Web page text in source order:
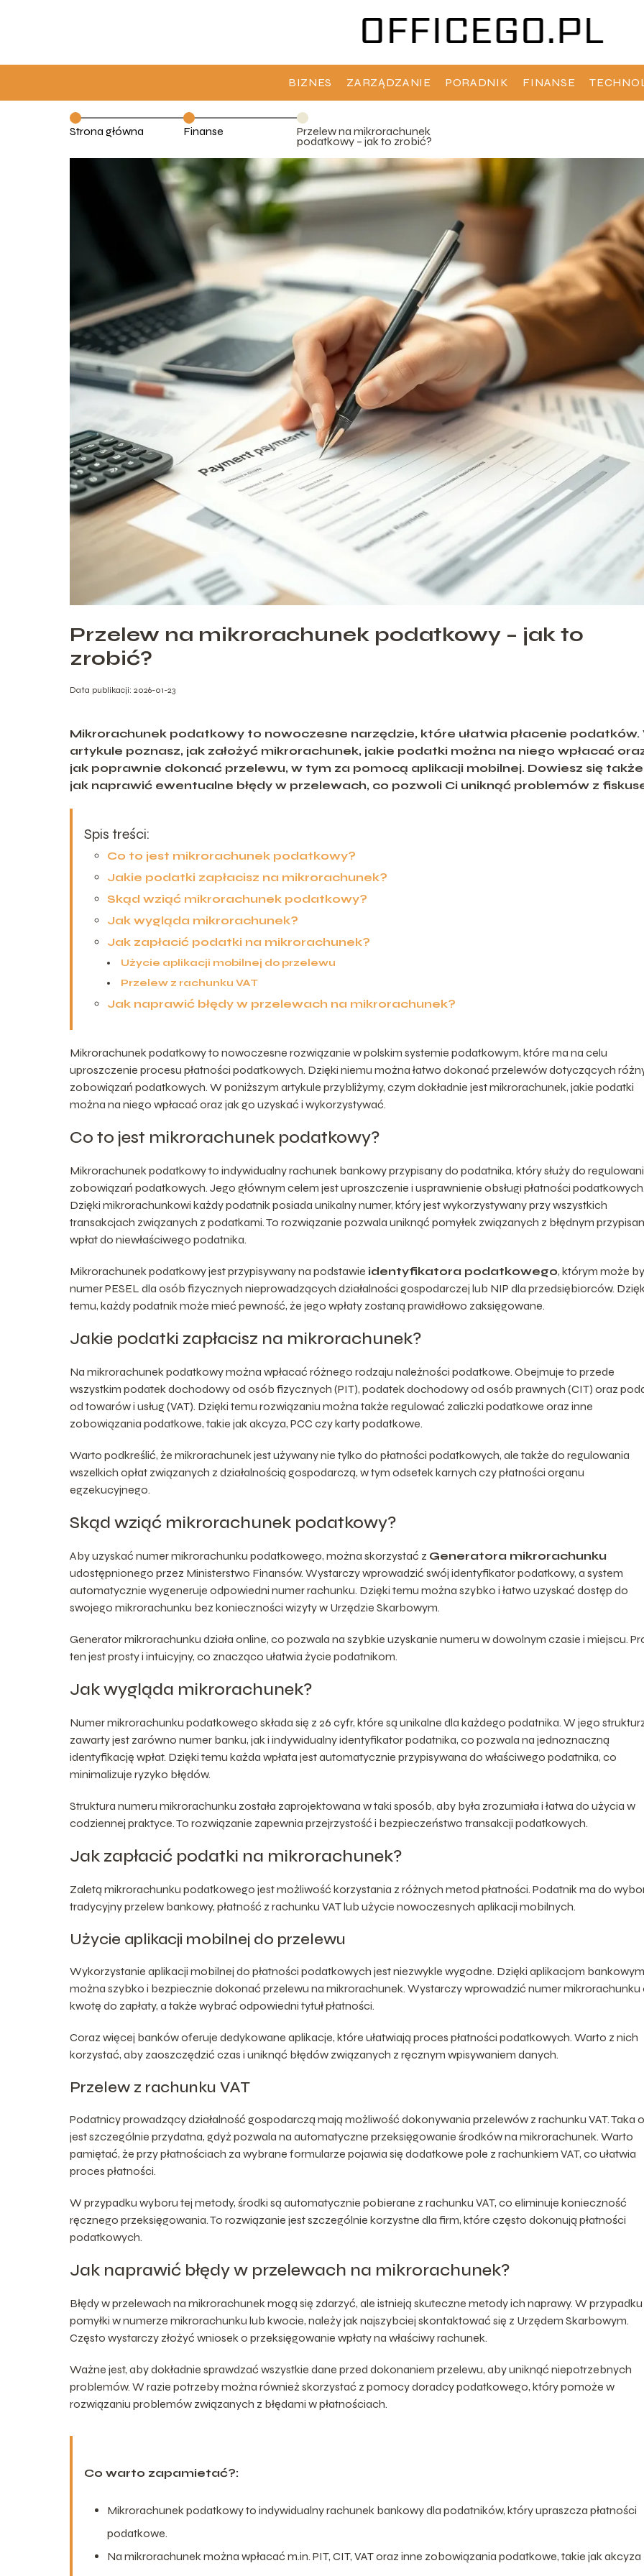
BIZNES ZARZĄDZANIE PORADNIK FINANSE
Strona główna Finanse Przelew na mikrorachunek
podatkowy – jak to zrobić?
Przelew na mikrorachunek podatkowy – jak to
zrobić?
Data publikacji: 2026-01-23
Mikrorachunek podatkowy to nowoczesne narzędzie, które ułatwia płacenie podatków.
artykule poznasz, jak założyć mikrorachunek, jakie podatki można na niego wpłacać
jak poprawnie dokonać przelewu, w tym za pomocą aplikacji mobilnej. Dowiesz się
jak naprawić ewentualne błędy w przelewach, co pozwoli Ci uniknąć problemów z
Spis treści:
Co to jest mikrorachunek podatkowy?
Jakie podatki zapłacisz na mikrorachunek?
Skąd wziąć mikrorachunek podatkowy?
Jak wygląda mikrorachunek?
Jak zapłacić podatki na mikrorachunek?
Użycie aplikacji mobilnej do przelewu
Przelew z rachunku VAT
Jak naprawić błędy w przelewach na mikrorachunek?
Mikrorachunek podatkowy to nowoczesne rozwiązanie w polskim systemie podatkowym, które ma na celu
uproszczenie procesu płatności podatkowych. Dzięki niemu można łatwo dokonać przelewów dotyczących
zobowiązań podatkowych. W poniższym artykule przybliżymy, czym dokładnie jest mikrorachunek, jakie podatki
można na niego wpłacać oraz jak go uzyskać i wykorzystywać.
Co to jest mikrorachunek podatkowy?
Mikrorachunek podatkowy to indywidualny rachunek bankowy przypisany do podatnika, który służy do
zobowiązań podatkowych. Jego głównym celem jest uproszczenie i usprawnienie obsługi płatności podatkowych.
Dzięki mikrorachunkowi każdy podatnik posiada unikalny numer, który jest wykorzystywany przy wszystkich
transakcjach związanych z podatkami. To rozwiązanie pozwala uniknąć pomyłek związanych z błędnym
wpłat do niewłaściwego podatnika.
Mikrorachunek podatkowy jest przypisywany na podstawie identyfikatora podatkowego, którym może
numer PESEL dla osób fizycznych nieprowadzących działalności gospodarczej lub NIP dla przedsiębiorców.
temu, każdy podatnik może mieć pewność, że jego wpłaty zostaną prawidłowo zaksięgowane.
Jakie podatki zapłacisz na mikrorachunek?
Na mikrorachunek podatkowy można wpłacać różnego rodzaju należności podatkowe. Obejmuje to przede
wszystkim podatek dochodowy od osób fizycznych (PIT), podatek dochodowy od osób prawnych (CIT) oraz
od towarów i usług (VAT). Dzięki temu rozwiązaniu można także regulować zaliczki podatkowe oraz inne
zobowiązania podatkowe, takie jak akcyza, PCC czy karty podatkowe.
Warto podkreślić, że mikrorachunek jest używany nie tylko do płatności podatkowych, ale także do regulowania
wszelkich opłat związanych z działalnością gospodarczą, w tym odsetek karnych czy płatności organu
egzekucyjnego.
Skąd wziąć mikrorachunek podatkowy?
Aby uzyskać numer mikrorachunku podatkowego, można skorzystać z Generatora mikrorachunku
udostępnionego przez Ministerstwo Finansów. Wystarczy wprowadzić swój identyfikator podatkowy, a system
automatycznie wygeneruje odpowiedni numer rachunku. Dzięki temu można szybko i łatwo uzyskać dostęp do
swojego mikrorachunku bez konieczności wizyty w Urzędzie Skarbowym.
Generator mikrorachunku działa online, co pozwala na szybkie uzyskanie numeru w dowolnym czasie i miejscu.
ten jest prosty i intuicyjny, co znacząco ułatwia życie podatnikom.
Jak wygląda mikrorachunek?
Numer mikrorachunku podatkowego składa się z 26 cyfr, które są unikalne dla każdego podatnika. W jego
zawarty jest zarówno numer banku, jak i indywidualny identyfikator podatnika, co pozwala na jednoznaczną
identyfikację wpłat. Dzięki temu każda wpłata jest automatycznie przypisywana do właściwego podatnika, co
minimalizuje ryzyko błędów.
Struktura numeru mikrorachunku została zaprojektowana w taki sposób, aby była zrozumiała i łatwa do użycia w
codziennej praktyce. To rozwiązanie zapewnia przejrzystość i bezpieczeństwo transakcji podatkowych.
Jak zapłacić podatki na mikrorachunek?
Zaletą mikrorachunku podatkowego jest możliwość korzystania z różnych metod płatności. Podatnik ma do
tradycyjny przelew bankowy, płatność z rachunku VAT lub użycie nowoczesnych aplikacji mobilnych.
Użycie aplikacji mobilnej do przelewu
Wykorzystanie aplikacji mobilnej do płatności podatkowych jest niezwykle wygodne. Dzięki aplikacjom bankowym
można szybko i bezpiecznie dokonać przelewu na mikrorachunek. Wystarczy wprowadzić numer mikrorachunku
kwotę do zapłaty, a także wybrać odpowiedni tytuł płatności.
Coraz więcej banków oferuje dedykowane aplikacje, które ułatwiają proces płatności podatkowych. Warto z nich
korzystać, aby zaoszczędzić czas i uniknąć błędów związanych z ręcznym wpisywaniem danych.
Przelew z rachunku VAT
Podatnicy prowadzący działalność gospodarczą mają możliwość dokonywania przelewów z rachunku VAT. Taka
jest szczególnie przydatna, gdyż pozwala na automatyczne przeksięgowanie środków na mikrorachunek. Warto
pamiętać, że przy płatnościach za wybrane formularze pojawia się dodatkowe pole z rachunkiem VAT, co ułatwia
proces płatności.
W przypadku wyboru tej metody, środki są automatycznie pobierane z rachunku VAT, co eliminuje konieczność
ręcznego przeksięgowania. To rozwiązanie jest szczególnie korzystne dla firm, które często dokonują płatności
podatkowych.
Jak naprawić błędy w przelewach na mikrorachunek?
Błędy w przelewach na mikrorachunek mogą się zdarzyć, ale istnieją skuteczne metody ich naprawy. W przypadku
pomyłki w numerze mikrorachunku lub kwocie, należy jak najszybciej skontaktować się z Urzędem Skarbowym.
Często wystarczy złożyć wniosek o przeksięgowanie wpłaty na właściwy rachunek.
Ważne jest, aby dokładnie sprawdzać wszystkie dane przed dokonaniem przelewu, aby uniknąć niepotrzebnych
problemów. W razie potrzeby można również skorzystać z pomocy doradcy podatkowego, który pomoże w
rozwiązaniu problemów związanych z błędami w płatnościach.
Co warto zapamietać?:
Mikrorachunek podatkowy to indywidualny rachunek bankowy dla podatników, który upraszcza płatności
podatkowe.
Na mikrorachunek można wpłacać m.in. PIT, CIT, VAT oraz inne zobowiązania podatkowe, takie jak akcyza